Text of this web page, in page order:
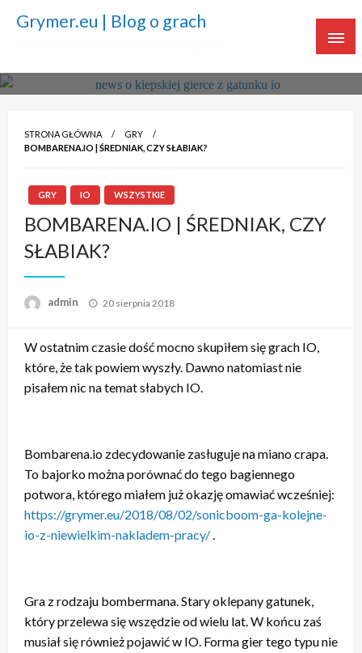
Grymer.eu | Blog o grach
STRONA GŁÓWNA
GRY
BOMBARENA.IO | ŚREDNIAK, CZY SŁABIAK?
GRY IO WSZYSTKIE
BOMBARENA.IO | ŚREDNIAK, CZY
SŁABIAK?
admin Napisano
20 sierpnia 2018
W ostatnim czasie dość mocno skupiłem się grach IO,
które, że tak powiem wyszły. Dawno natomiast nie
pisałem nic na temat słabych IO.
Bombarena.io zdecydowanie zasługuje na miano crapa.
To bajorko można porównać do tego bagiennego
potwora, którego miałem już okazję omawiać wcześniej:
https://grymer.eu/2018/08/02/sonicboom-ga-kolejne-
io-z-niewielkim-nakladem-pracy/.
Gra z rodzaju bombermana. Stary oklepany gatunek,
który przelewa się wszędzie od wielu lat. W końcu zaś
musiał się również pojawić w IO. Forma gier tego typu nie